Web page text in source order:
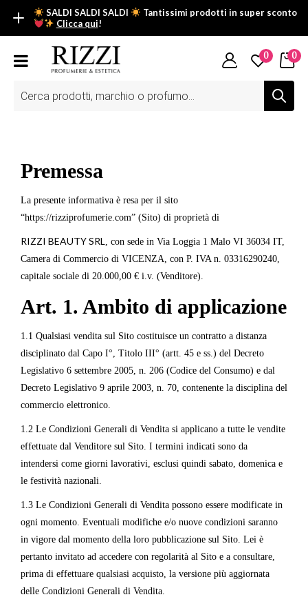
SALDI SALDI SALDI
Tantissimi prodotti in super sconto
Clicca qui!
SALDI SALDI SALDI
Fino al -50% su tantissimi prodotti beauty nella sezione saldi: il
Scopri tutti i prodotti in super saldo!Clicca qui
prodotti
0 0
Premessa
La presente informativa è resa per il sito
“https://rizziprofumerie.com” (Sito) di proprietà di
RIZZI BEAUTY SRL, con sede in Via Loggia 1 Malo VI 36034 IT,
Camera di Commercio di VICENZA, con P. IVA n. 03316290240,
capitale sociale di 20.000,00 € i.v. (Venditore).
Art. 1. Ambito di applicazione
1.1 Qualsiasi vendita sul Sito costituisce un contratto a distanza
disciplinato dal Capo I°, Titolo III° (artt. 45 e ss.) del Decreto
Legislativo 6 settembre 2005, n. 206 (Codice del Consumo) e dal
Decreto Legislativo 9 aprile 2003, n. 70, contenente la disciplina del
commercio elettronico.
1.2 Le Condizioni Generali di Vendita si applicano a tutte le vendite
effettuate dal Venditore sul Sito. I termini indicati sono da
intendersi come giorni lavorativi, esclusi quindi sabato, domenica e
le festività nazionali.
1.3 Le Condizioni Generali di Vendita possono essere modificate in
ogni momento. Eventuali modifiche e/o nuove condizioni saranno
in vigore dal momento della loro pubblicazione sul Sito. Lei è
pertanto invitato ad accedere con regolarità al Sito e a consultare,
prima di effettuare qualsiasi acquisto, la versione più aggiornata
delle Condizioni Generali di Vendita.